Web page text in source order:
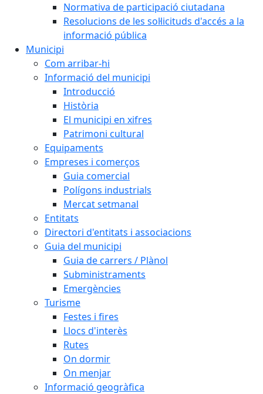
Normativa de participació ciutadana
Resolucions de les sol·licituds d'accés a la
informació pública
Municipi
Com arribar-hi
Informació del municipi
Introducció
Història
El municipi en xifres
Patrimoni cultural
Equipaments
Empreses i comerços
Guia comercial
Polígons industrials
Mercat setmanal
Entitats
Directori d'entitats i associacions
Guia del municipi
Guia de carrers / Plànol
Subministraments
Emergències
Turisme
Festes i fires
Llocs d'interès
Rutes
On dormir
On menjar
Informació geogràfica